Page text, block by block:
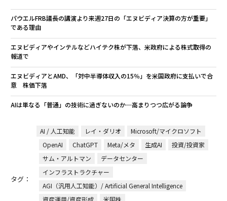
パウエルFRB議長の講演より来週27日の「エヌビディア決算の方が重要」
である理由
エヌビディアやインテルなどハイテク株が下落、米政府による株式取得の
報道で
エヌビディアとAMD、「対中半導体収入の15％」を米国政府に支払いで合
意 株価下落
AIは単なる「普通」の技術に過ぎないのか─高まりつつ広がる論争
タグ：
AI / 人工知能 レイ・ダリオ
Microsoft/マイクロソフト
OpenAI
ChatGPT Meta/メタ 生成AI
投資/投資家
サム・アルトマン
データセンター
インフラストラクチャー
AGI（汎用人工知能）/ Artificial General Intelligence
資産運用/資産形成
米国株